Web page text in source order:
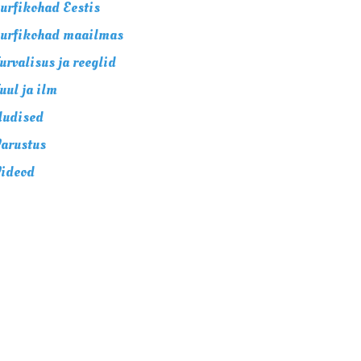
Eestis
maailmas
ja reeglid
ja ilm